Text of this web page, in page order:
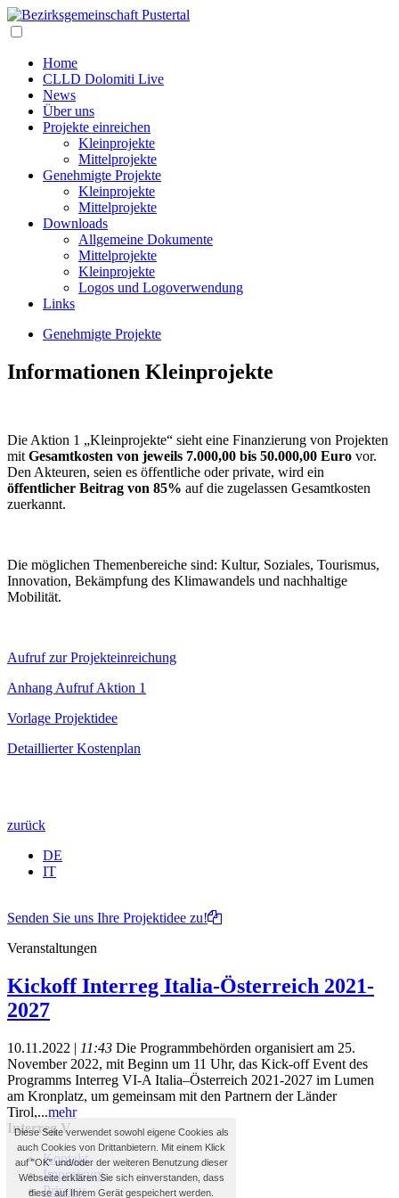
Home
CLLD Dolomiti Live
News
Über uns
Projekte einreichen
Kleinprojekte
Mittelprojekte
Genehmigte Projekte
Kleinprojekte
Mittelprojekte
Downloads
Allgemeine Dokumente
Mittelprojekte
Kleinprojekte
Logos und Logoverwendung
Links
Genehmigte Projekte
Informationen Kleinprojekte
Die Aktion 1 „Kleinprojekte“ sieht eine Finanzierung von Projekten
mit Gesamtkosten von jeweils 7.000,00 bis 50.000,00 Euro vor.
Den Akteuren, seien es öffentliche oder private, wird ein
öffentlicher Beitrag von 85% auf die zugelassen Gesamtkosten
zuerkannt.
Die möglichen Themenbereiche sind: Kultur, Soziales, Tourismus,
Innovation, Bekämpfung des Klimawandels und nachhaltige
Mobilität.
Aufruf zur Projekteinreichung
Anhang Aufruf Aktion 1
Vorlage Projektidee
Detaillierter Kostenplan
zurück
DE
IT
Senden Sie uns Ihre Projektidee zu!
Veranstaltungen
Kickoff Interreg Italia-Österreich 2021-
2027
10.11.2022 | 11:43 Die Programmbehörden organisiert am 25.
November 2022, mit Beginn um 11 Uhr, das Kick-off Event des
Programms Interreg VI-A Italia–Österreich 2021-2027 im Lumen
am Kronplatz, um gemeinsam mit den Partnern der Länder
Tirol,...mehr
Interreg V
Kontakt
Impressum
Privacy
Diese Seite verwendet sowohl eigene Cookies als
auch Cookies von Drittanbietern. Mit einem Klick
auf "OK" und/oder der weiteren Benutzung dieser
Webseite erklären Sie sich einverstanden, dass
diese auf Ihrem Gerät gespeichert werden.